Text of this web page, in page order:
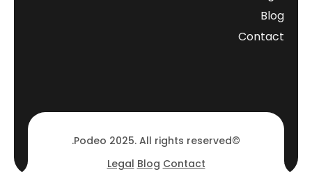
Blog
Contact
©Podeo 2025. All rights reserved.
Legal Blog Contact